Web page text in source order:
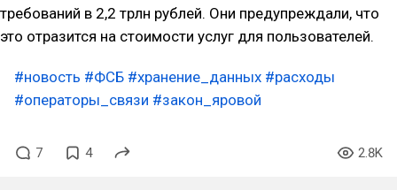
требований в 2,2 трлн рублей. Они предупреждали, что
это отразится на стоимости услуг для пользователей.
#новость #ФСБ #хранение_данных #расходы
#операторы_связи #закон_яровой
7 4 2.8K